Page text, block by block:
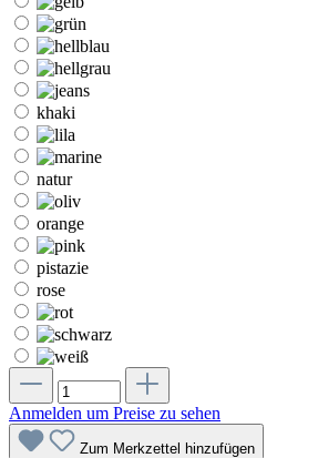
khaki
natur
orange
pistazie
rose
Anmelden um Preise zu sehen
Zum Merkzettel hinzufügen